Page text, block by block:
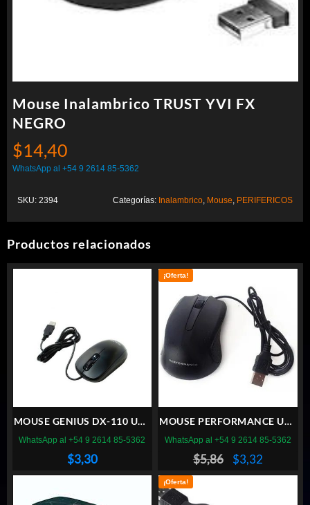
Mouse Inalambrico TRUST YVI FX
NEGRO
$14,40
WhatsApp al +54 9 2614 85-5362
SKU: 2394 Categorías: Inalambrico Mouse PERIFERICOS
Productos relacionados
MOUSE GENIUS DX-110 USB
NEGRO
$3,30
WhatsApp al +54 9 2614 85-5362
¡Oferta!
MOUSE PERFORMANCE USB
OPTICO 3D HD
$5,86
El
precio
$3,32El
precio
WhatsApp al +54 9 2614 85-5362
¡Oferta!